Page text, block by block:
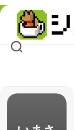
Skip
content